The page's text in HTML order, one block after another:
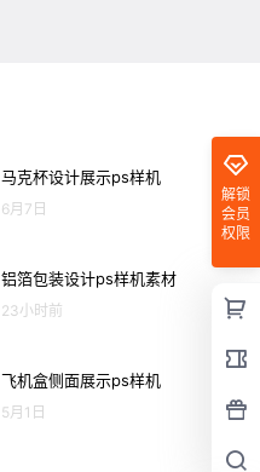
解锁
会员
权限
马克杯设计展示ps样机
6月7日
铝箔包装设计ps样机素材
23小时前
飞机盒侧面展示ps样机
5月1日